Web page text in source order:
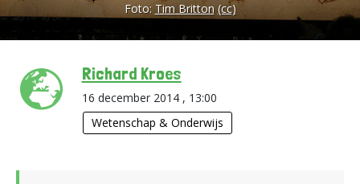
Foto: Tim Britton (cc)
Richard Kroes
16 december 2014 , 13:00
Wetenschap & Onderwijs